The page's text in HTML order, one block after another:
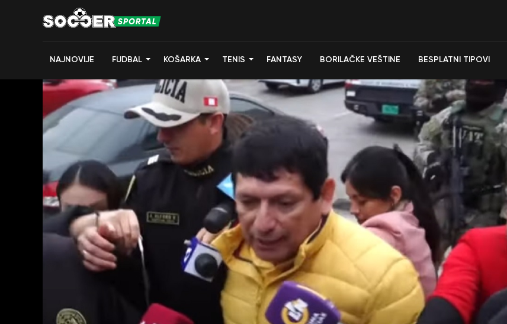
NAJNOVIJE FUDBAL KOŠARKA TENIS FANTASY BORILAČKE VEŠTINE BESPLATNI TIPOVI